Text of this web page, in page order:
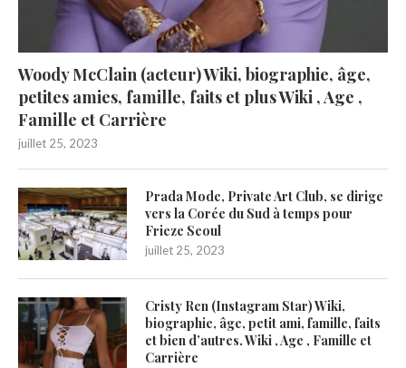
Woody McClain (acteur) Wiki, biographie, âge,
petites amies, famille, faits et plus Wiki , Age ,
Famille et Carrière
juillet 25, 2023
Prada Mode, Private Art Club, se dirige
vers la Corée du Sud à temps pour
Frieze Seoul
juillet 25, 2023
Cristy Ren (Instagram Star) Wiki,
biographie, âge, petit ami, famille, faits
et bien d’autres. Wiki , Age , Famille et
Carrière